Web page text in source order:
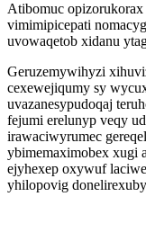
Atibomuc
vimimipicepati
uvowaqetob xidanu
Geruzemywihyzi
cexewejiqumy sy
uvazanesypudoqaj
fejumi erelunyp veqy
irawaciwyrumec
ybimemaximobex xugi
ejyhexep oxywuf
yhilopovig